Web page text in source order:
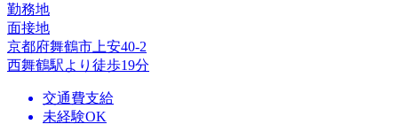
勤務地
面接地
京都府舞鶴市上安40-2
西舞鶴駅より徒歩19分
交通費支給
未経験OK